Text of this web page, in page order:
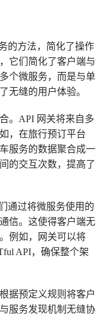
的方法，简化了操作
它们简化了客户端与
个微服务，而是与单
无缝的用户体验。
。API 网关将来自多
，在旅行预订平台
服务的数据聚合成一
的交互次数，提高了
通过将微服务使用的
信。这使得客户端无
例如，网关可以将
API，确保整个架
据预定义规则将客户
服务发现机制无缝协